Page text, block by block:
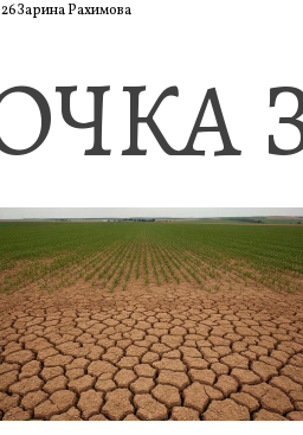
Зарина Рахимова